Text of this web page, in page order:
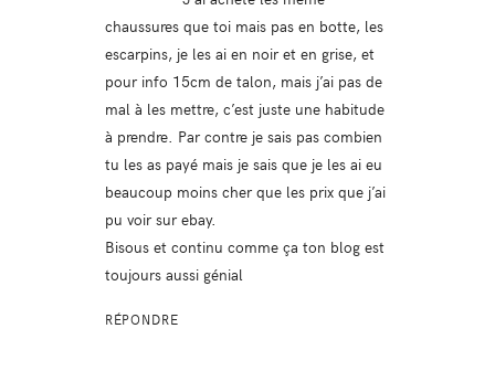
chaussures que toi mais pas en botte, les
escarpins, je les ai en noir et en grise, et
pour info 15cm de talon, mais j’ai pas de
mal à les mettre, c’est juste une habitude
à prendre. Par contre je sais pas combien
tu les as payé mais je sais que je les ai eu
beaucoup moins cher que les prix que j’ai
pu voir sur ebay.
Bisous et continu comme ça ton blog est
toujours aussi génial
RÉPONDRE